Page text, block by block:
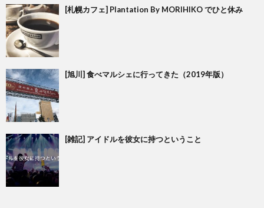
[札幌カフェ] Plantation By MORIHIKO でひと休み
[旭川] 食べマルシェに行ってきた（2019年版）
[雑記] アイドルを彼女に持つということ